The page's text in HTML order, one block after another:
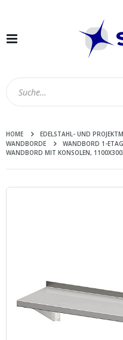
Navigation
HOME EDELSTAHL- UND
WANDBORDE
WANDBORD 1-
WANDBORD MIT KONSOLEN,
Zum